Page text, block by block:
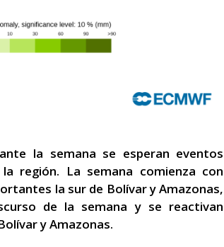
la semana se esperan eventos
región. La semana comienza con
la sur de Bolívar y Amazonas,
de la semana y se reactivan
y Amazonas.